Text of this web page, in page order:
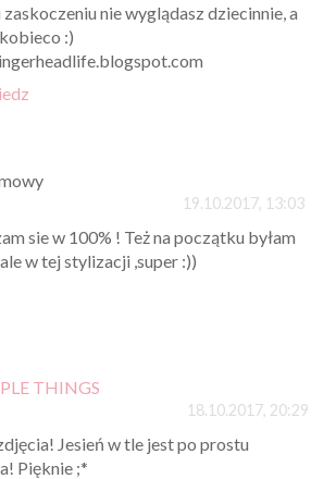
nie wyglądasz dziecinnie, a
:)
19.10.2017, 13:03
sie w 100% ! Też na początku byłam
w tej stylizacji ,super :))
THINGS
18.10.2017, 20:29
Jesień w tle jest po prostu
Pięknie ;*